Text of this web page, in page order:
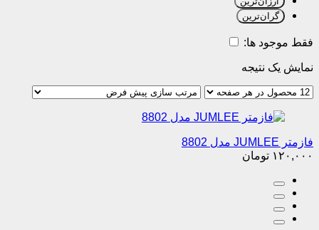
گران‌ترین
فقط موجود ها:
نمایش یک نتیجه
فازمتر JUMLEE مدل 8802
۱۲۰,۰۰۰ تومان